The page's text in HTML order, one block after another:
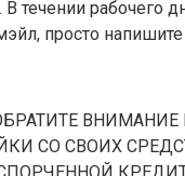
течении рабочего
просто
ВНИМАНИЕ НА
СО СВОИХ